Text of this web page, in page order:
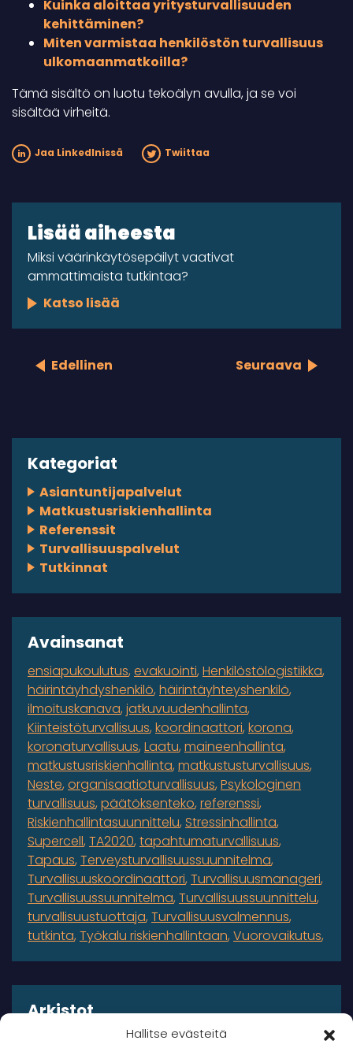
Hallitse evästeitä
Kuinka aloittaa yritysturvallisuuden
kehittäminen?
Miten varmistaa henkilöstön turvallisuus
ulkomaanmatkoilla?
Tämä sisältö on luotu tekoälyn avulla, ja se voi
sisältää virheitä.
Jaa LinkedInissä Twiittaa
Lisää aiheesta
Miksi väärinkäytösepäilyt vaativat
ammattimaista tutkintaa?
Katso lisää
Edellinen Seuraava
Kategoriat
Asiantuntijapalvelut
Matkustusriskienhallinta
Referenssit
Turvallisuuspalvelut
Tutkinnat
Avainsanat
ensiapukoulutus evakuointi Henkilöstölogistiikka
häirintäyhdyshenkilö häirintäyhteyshenkilö
ilmoituskanava jatkuvuudenhallinta
Kiinteistöturvallisuus koordinaattori korona
koronaturvallisuus Laatu maineenhallinta
matkustusriskienhallinta matkustusturvallisuus
Neste organisaatioturvallisuus Psykologinen
turvallisuus päätöksenteko referenssi
Riskienhallintasuunnittelu Stressinhallinta
Supercell TA2020 tapahtumaturvallisuus
Tapaus Terveysturvallisuussuunnitelma
Turvallisuuskoordinaattori Turvallisuusmanageri
Turvallisuussuunnitelma Turvallisuussuunnittelu
turvallisuustuottaja Turvallisuusvalmennus
tutkinta Työkalu riskienhallintaan Vuorovaikutus
Arkistot